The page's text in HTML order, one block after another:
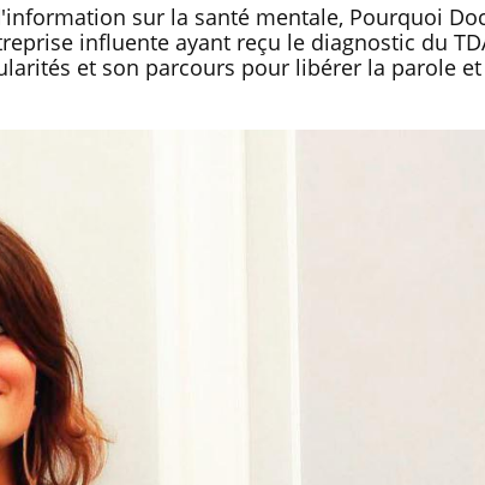
sur la santé mentale, Pourquoi
influente ayant reçu le diagnostic du
et son parcours pour libérer la parole